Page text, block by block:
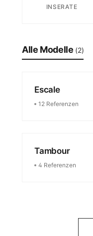
INSERATE
Alle Modelle (2)
Escale
12 Referenzen
Tambour
4 Referenzen